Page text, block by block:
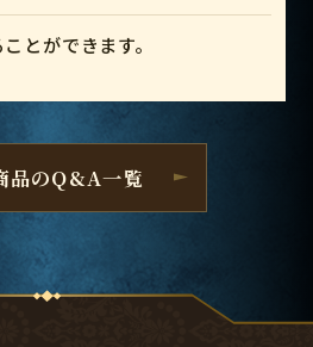
とができます。
品のQ&A一覧